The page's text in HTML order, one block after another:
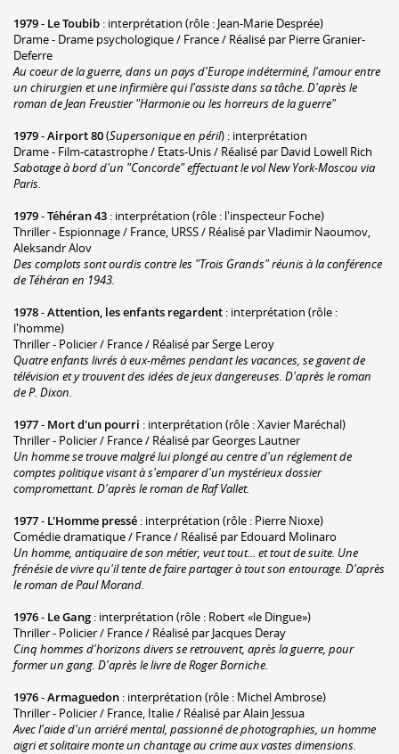
1979- Le Toubib : interprétation (rôle : Jean-Marie Desprée)
Drame - Drame psychologique / France / Réalisé par Pierre Granier-
Deferre
Au coeur de la guerre, dans un pays d'Europe indéterminé, l'amour entre
un chirurgien et une infirmière qui l'assiste dans sa tâche. D'après le
roman de Jean Freustier "Harmonie ou les horreurs de la guerre"
1979-Airport 80(Supersonique en péril) : interprétation
Drame - Film-catastrophe / Etats-Unis / Réalisé par David Lowell Rich
Sabotage à bord d'un "Concorde" effectuant le vol New York-Moscou via
Paris.
1979-Téhéran 43 : interprétation (rôle : l'inspecteur Foche)
Thriller - Espionnage / France, URSS / Réalisé par Vladimir Naoumov,
Aleksandr Alov
Des complots sont ourdis contre les "Trois Grands" réunis à la conférence
de Téhéran en 1943.
1978-Attention, les enfants regardent : interprétation (rôle :
l'homme)
Thriller - Policier / France / Réalisé par Serge Leroy
Quatre enfants livrés à eux-mêmes pendant les vacances, se gavent de
télévision et y trouvent des idées de jeux dangereuses. D'après le roman
de P. Dixon.
1977- Mort d'un pourri : interprétation (rôle : Xavier Maréchal)
Thriller - Policier / France / Réalisé par Georges Lautner
Un homme se trouve malgré lui plongé au centre d'un réglement de
comptes politique visant à s'emparer d'un mystérieux dossier
compromettant. D'après le roman de Raf Vallet.
1977- L'Homme pressé : interprétation (rôle : Pierre Nioxe)
Comédie dramatique / France / Réalisé par Edouard Molinaro
Un homme, antiquaire de son métier, veut tout... et tout de suite. Une
frénésie de vivre qu'il tente de faire partager à tout son entourage. D'après
le roman de Paul Morand.
1976- Le Gang : interprétation (rôle : Robert «le Dingue»)
Thriller - Policier / France / Réalisé par Jacques Deray
Cinq hommes d'horizons divers se retrouvent, après la guerre, pour
former un gang. D'après le livre de Roger Borniche.
1976-Armaguedon : interprétation (rôle : Michel Ambrose)
Thriller - Policier / France, Italie / Réalisé par Alain Jessua
Avec l'aide d'un arriéré mental, passionné de photographies, un homme
aigri et solitaire monte un chantage au crime aux vastes dimensions.